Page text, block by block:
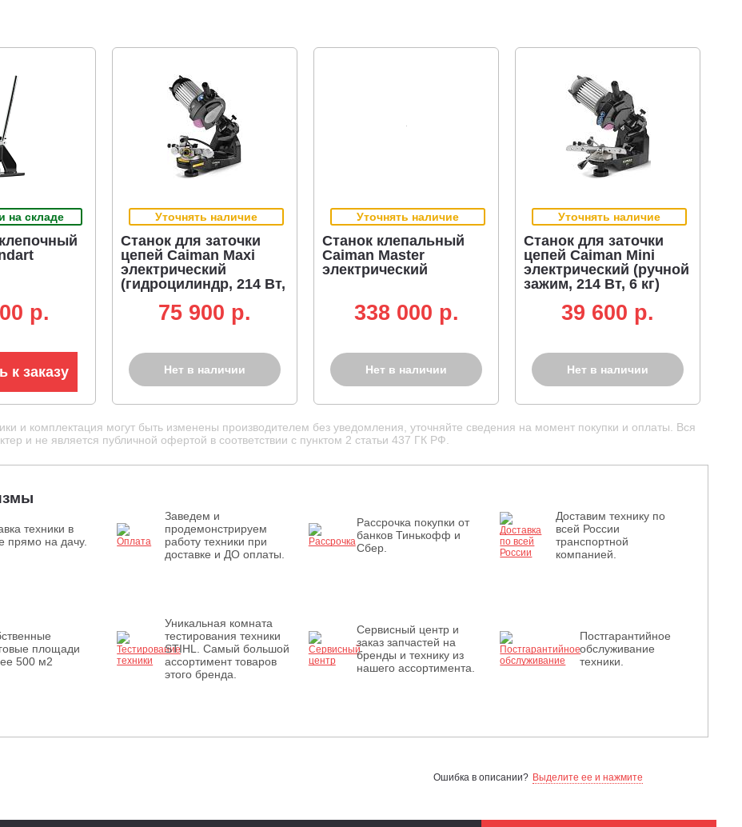
на складе
p.
к заказу
Уточнять наличие
Станок для заточки
цепей Caiman Maxi
электрический
(гидроцилиндр, 214 Вт,
75 900 p.
Нет в наличии
Уточнять наличие
Станок клепальный
Caiman Master
электрический
338 000 p.
Нет в наличии
Уточнять наличие
Станок для заточки
цепей Caiman Mini
электрический (ручной
зажим, 214 Вт, 6 кг)
39 600 p.
Нет в наличии
и комплектация могут быть изменены производителем без уведомления, уточняйте сведения на момент покупки и оплаты. Вся
и не является публичной офертой в соответствии с пунктом 2 статьи 437 ГК РФ.
техники в
прямо на дачу.
Заведем и
продемонстрируем
работу техники при
доставке и ДО оплаты.
Рассрочка покупки от
банков Тинькофф и
Сбер.
Доставим технику по
всей России
транспортной
компанией.
площади
500 м2
Уникальная комната
тестирования техники
STIHL. Самый большой
ассортимент товаров
этого бренда.
Сервисный центр и
заказ запчастей на
бренды и технику из
нашего ассортимента.
Постгарантийное
обслуживание
техники.
Ошибка в описании? Выделите ее и нажмите